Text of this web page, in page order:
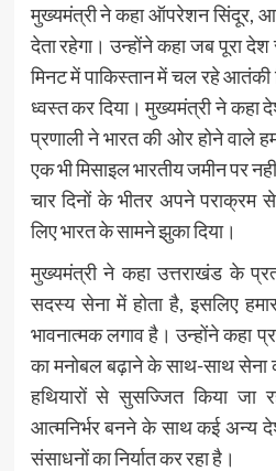
मुख्यमंत्री ने कहा ऑपरेशन सिंदूर, आने
देता रहेगा। उन्होंने कहा जब पूरा
मिनट में पाकिस्तान में चल रहे आतंकी
ध्वस्त कर दिया। मुख्यमंत्री ने कहा
प्रणाली ने भारत की ओर होने वाले
एक भी मिसाइल भारतीय जमीन पर
चार दिनों के भीतर अपने पराक्रम से
लिए भारत के सामने झुका दिया।
मुख्यमंत्री ने कहा उत्तराखंड के
सदस्य सेना में होता है, इसलिए
भावनात्मक लगाव है। उन्होंने कहा
का मनोबल बढ़ाने के साथ-साथ
हथियारों से सुसज्जित किया जा
आत्मनिर्भर बनने के साथ कई अन्य
संसाधनों का निर्यात कर रहा है।